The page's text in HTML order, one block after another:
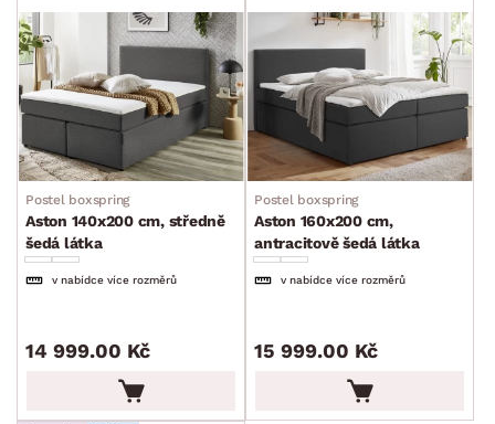
Postel boxspring
Aston 140x200 cm, středně
šedá látka
v nabídce více rozměrů
14 999.00 Kč
Postel boxspring
Aston 160x200 cm,
antracitově šedá látka
v nabídce více rozměrů
15 999.00 Kč